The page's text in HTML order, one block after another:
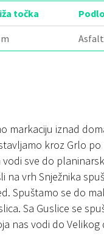
točka
markaciju iznad
kroz Grlo
sve do
vrh Snježnika
Spuštamo se do
Sa Guslice se
nas vodi do Velikog